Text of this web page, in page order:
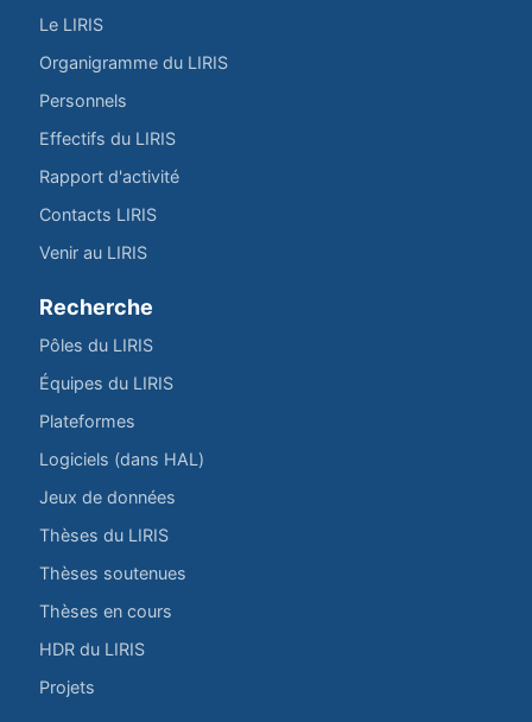
Le LIRIS
Organigramme du LIRIS
Personnels
Effectifs du LIRIS
Rapport d'activité
Contacts LIRIS
Venir au LIRIS
Recherche
Pôles du LIRIS
Équipes du LIRIS
Plateformes
Logiciels (dans HAL)
Jeux de données
Thèses du LIRIS
Thèses soutenues
Thèses en cours
HDR du LIRIS
Projets